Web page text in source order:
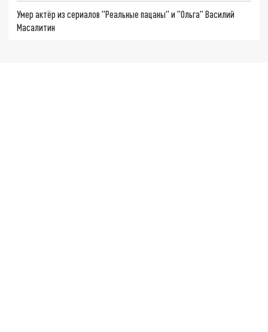
Умер актёр из сериалов "Реальные пацаны" и "Ольга" Василий
Масалитин